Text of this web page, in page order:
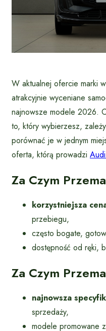
W aktualnej ofercie marki
atrakcyjnie wyceniane
najnowsze modele 2026.
to, który wybierzesz,
porównać je w jednym
oferta, którą prowadzi
Za Czym
korzystniejsza
przebiegu,
często bogate,
dostępność od ręki,
Za Czym
najnowsza
sprzedaży,
modele promowane